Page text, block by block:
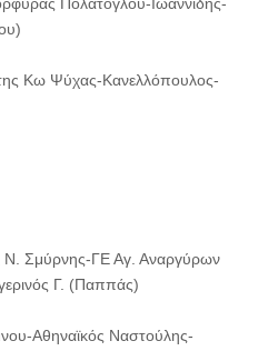
Κω Ψύχας-Κανελλόπουλος-
Ν. Σμύρνης-ΓΕ Αγ. Αναργύρων
Γ. (Παππάς)
Αθηναϊκός Ναστούλης-